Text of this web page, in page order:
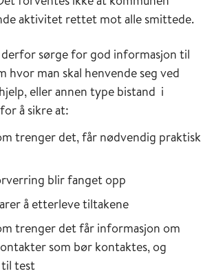
aktivitet rettet mot alle smittede.
sørge for god informasjon til
hvor man skal henvende seg ved
eller annen type bistand i
å sikre at:
trenger det, får nødvendig praktisk
blir fanget opp
å etterleve tiltakene
trenger det får informasjon om
som bør kontaktes, og
test